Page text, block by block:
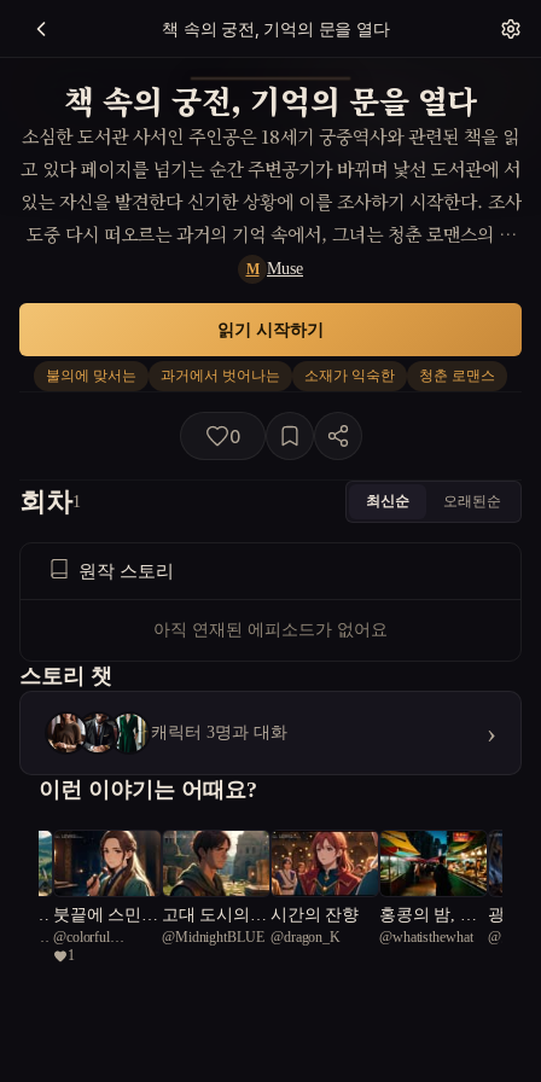
책 속의 궁전, 기억의 문을 열다
책 속의 궁전, 기억의 문을 열다
소심한 도서관 사서인 주인공은 18세기 궁중역사와 관련된 책을 읽
고 있다 페이지를 넘기는 순간 주변공기가 바뀌며 낯선 도서관에 서
있는 자신을 발견한다 신기한 상황에 이를 조사하기 시작한다. 조사
도중 다시 떠오르는 과거의 기억 속에서, 그녀는 청춘 로맨스의 두
근거림과 함께 진실을 찾기 위해 불의에 맞서야 하는 자신을 발견한
다.
M Muse
불의에 맞서는 과거에서 벗어나는 소재가 익숙한 청춘 로맨스
읽기 시작하기
0
회차1 최신순 오래된순
원작 스토리
아직 연재된 에피소드가 없어요
스토리 챗
캐릭터 3명과 대화 ›
이런 이야기는 어때요?
Middle
붓끝에 스민
사랑, 그림자
속에 핀 혁명.
@colorful
Griffania 77
1
고대 도시의
열쇠를 찾아서
@MidnightBLUE
시간의 잔향
@dragon_K
홍콩의 밤, 사
라진 제자를
@whatisthewhat
광명
에너
@오늘